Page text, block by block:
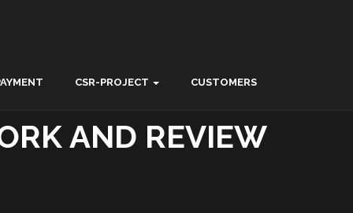
CSR-PROJECT CUSTOMERS
AND REVIEW